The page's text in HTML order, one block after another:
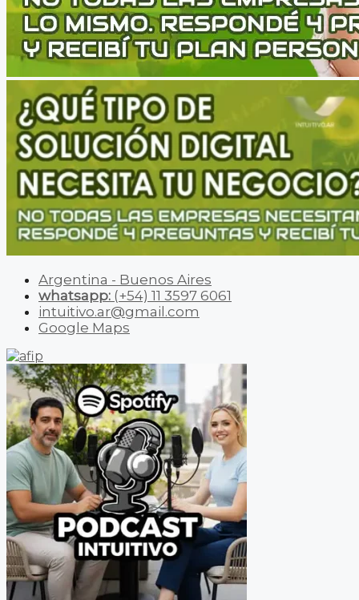
Argentina - Buenos Aires
whatsapp: (+54) 11 3597 6061
intuitivo.ar@gmail.com
Google Maps